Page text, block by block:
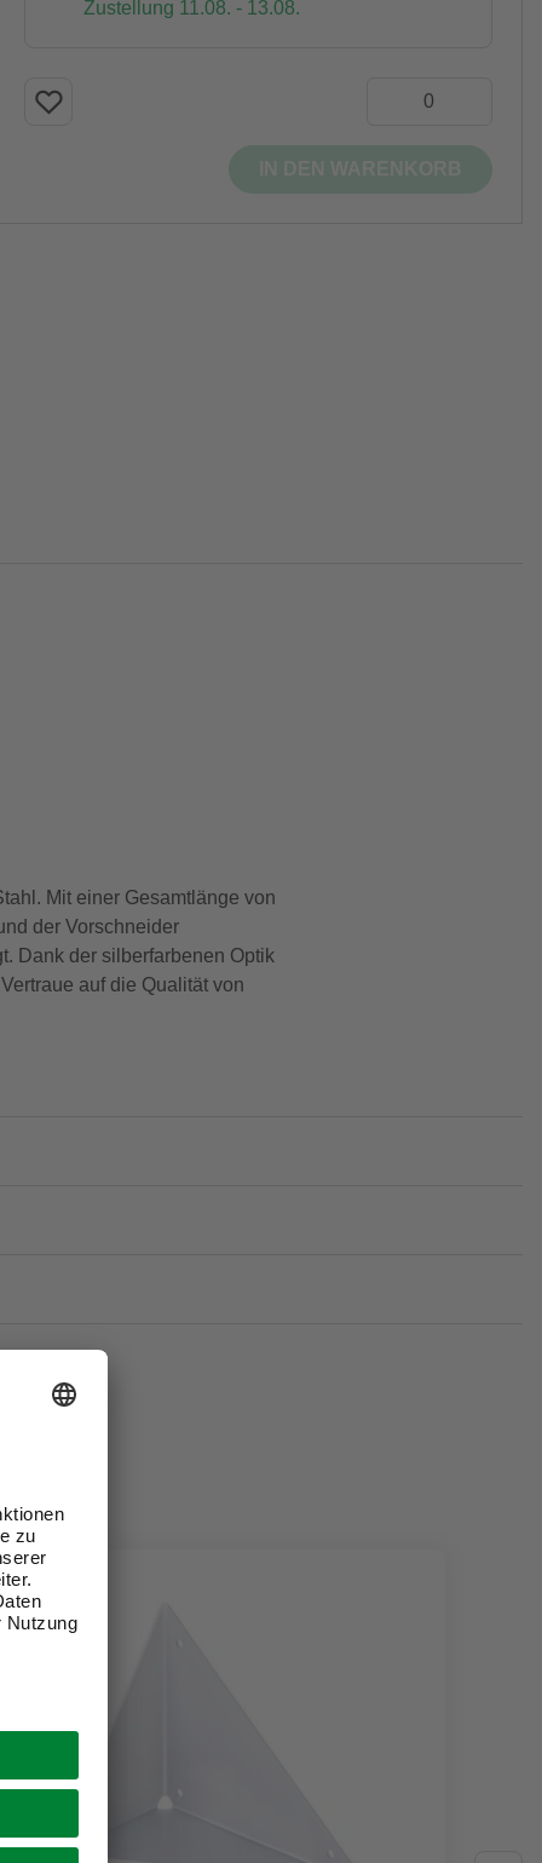
Zustellung 11.08. - 13.08.
Mit einer Gesamtlänge von
der Vorschneider
Dank der silberfarbenen Optik
auf die Qualität von